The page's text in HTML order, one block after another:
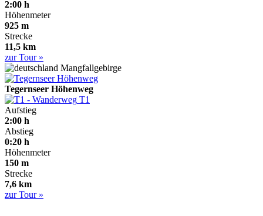
2:00 h
Höhenmeter
925 m
Strecke
11,5 km
zur Tour »
Mangfallgebirge
Tegernseer Höhenweg
T1
Aufstieg
2:00 h
Abstieg
0:20 h
Höhenmeter
150 m
Strecke
7,6 km
zur Tour »